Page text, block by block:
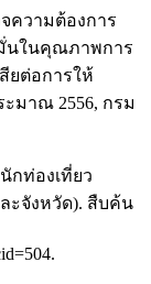
ความต้องการ
นในคุณภาพการ
ยต่อการให้
มาณ 2556, กรม
กท่องเที่ยว
ะจังหวัด). สืบค้น